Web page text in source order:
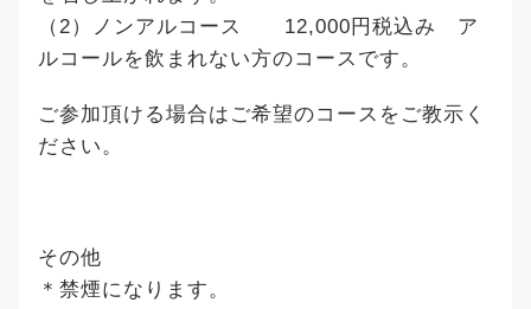
（2）ノンアルコース 12,000円税込み ア
ルコールを飲まれない方のコースです。
ご参加頂ける場合はご希望のコースをご教示く
ださい。
その他
＊禁煙になります。